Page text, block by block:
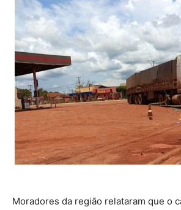
Moradores da região relataram que o